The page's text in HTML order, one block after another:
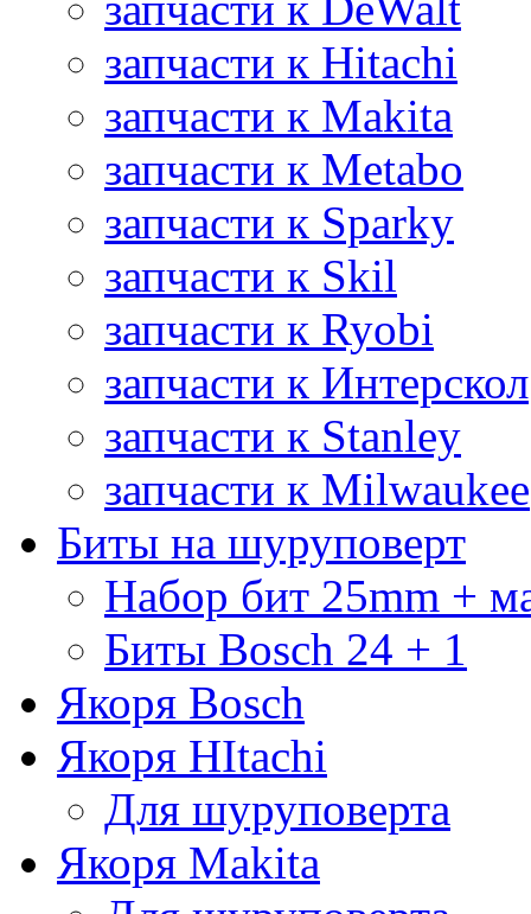
запчасти к Hitachi
запчасти к Makita
запчасти к Metabo
запчасти к Sparky
запчасти к Skil
запчасти к Ryobi
запчасти к Интерскол
запчасти к Stanley
запчасти к Milwaukee
Биты на шуруповерт
Набор бит 25mm +
Биты Bosch 24 + 1
Якоря Bosch
Якоря HItachi
Для шуруповерта
Якоря Makita